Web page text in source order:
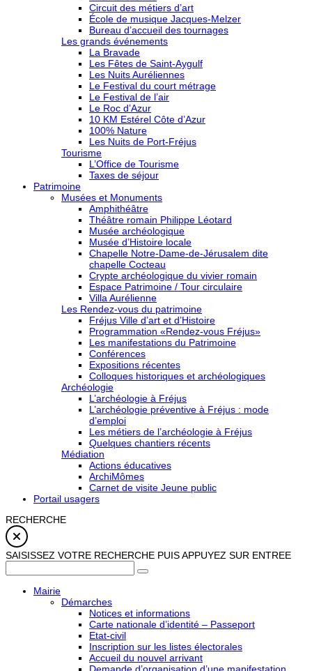
Circuit des métiers d’art
École de musique Jacques-Melzer
Bureau d’accueil des tournages
Les grands événements
La Bravade
Les Fêtes de Saint-Aygulf
Les Nuits Auréliennes
Le Festival du court métrage
Le Festival de l’air
Le Roc d’Azur
10 KM Estérel Côte d’Azur
100% Nature
Les Nuits de Port-Fréjus
Tourisme
L’Office de Tourisme
Taxes de séjour
Patrimoine
Musées et Monuments
Amphithéâtre
Théâtre romain Philippe Léotard
Musée archéologique
Musée d’Histoire locale
Chapelle Notre-Dame-de-Jérusalem dite
chapelle Cocteau
Crypte archéologique du vivier romain
Espace Patrimoine / Tour circulaire
Villa Aurélienne
Les Rendez-vous du patrimoine
Fréjus Ville d’art et d’Histoire
Programmation «Rendez-vous Fréjus»
Les manifestations du Patrimoine
Conférences
Expositions récentes
Colloques historiques et archéologiques
Archéologie
L’archéologie à Fréjus
L’archéologie préventive à Fréjus : mode
d’emploi
Les métiers de l’archéologie à Fréjus
Quelques chantiers récents
Médiation
Actions éducatives
ArchiMômes
Carnet de visite Jeune public
Portail usagers
RECHERCHE
SAISISSEZ VOTRE RECHERCHE PUIS APPUYEZ SUR ENTREE
Mairie
Démarches
Notices et informations
Carte nationale d’identité – Passeport
Etat-civil
Inscription sur les listes électorales
Accueil du nouvel arrivant